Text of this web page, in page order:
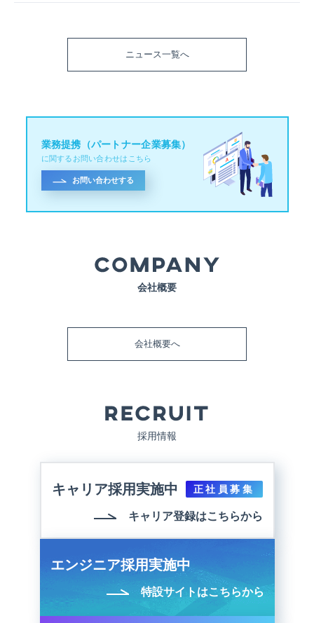
ニュース一覧へ
業務提携（パートナー企業募集）
に関するお問い合わせはこちら
お問い合わせする
会社概要
会社概要へ
採用情報
キャリア採用実施中 正社員募集
キャリア登録はこちらから
エンジニア採用実施中
特設サイトはこちらから